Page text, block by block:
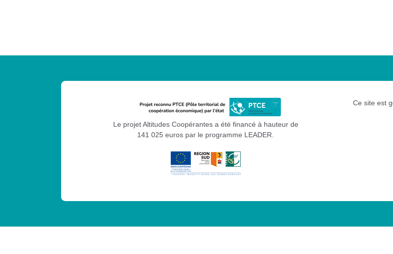
Le projet Altitudes Coopérantes a été financé à hauteur de
141 025 euros par le programme LEADER.
Ce site est